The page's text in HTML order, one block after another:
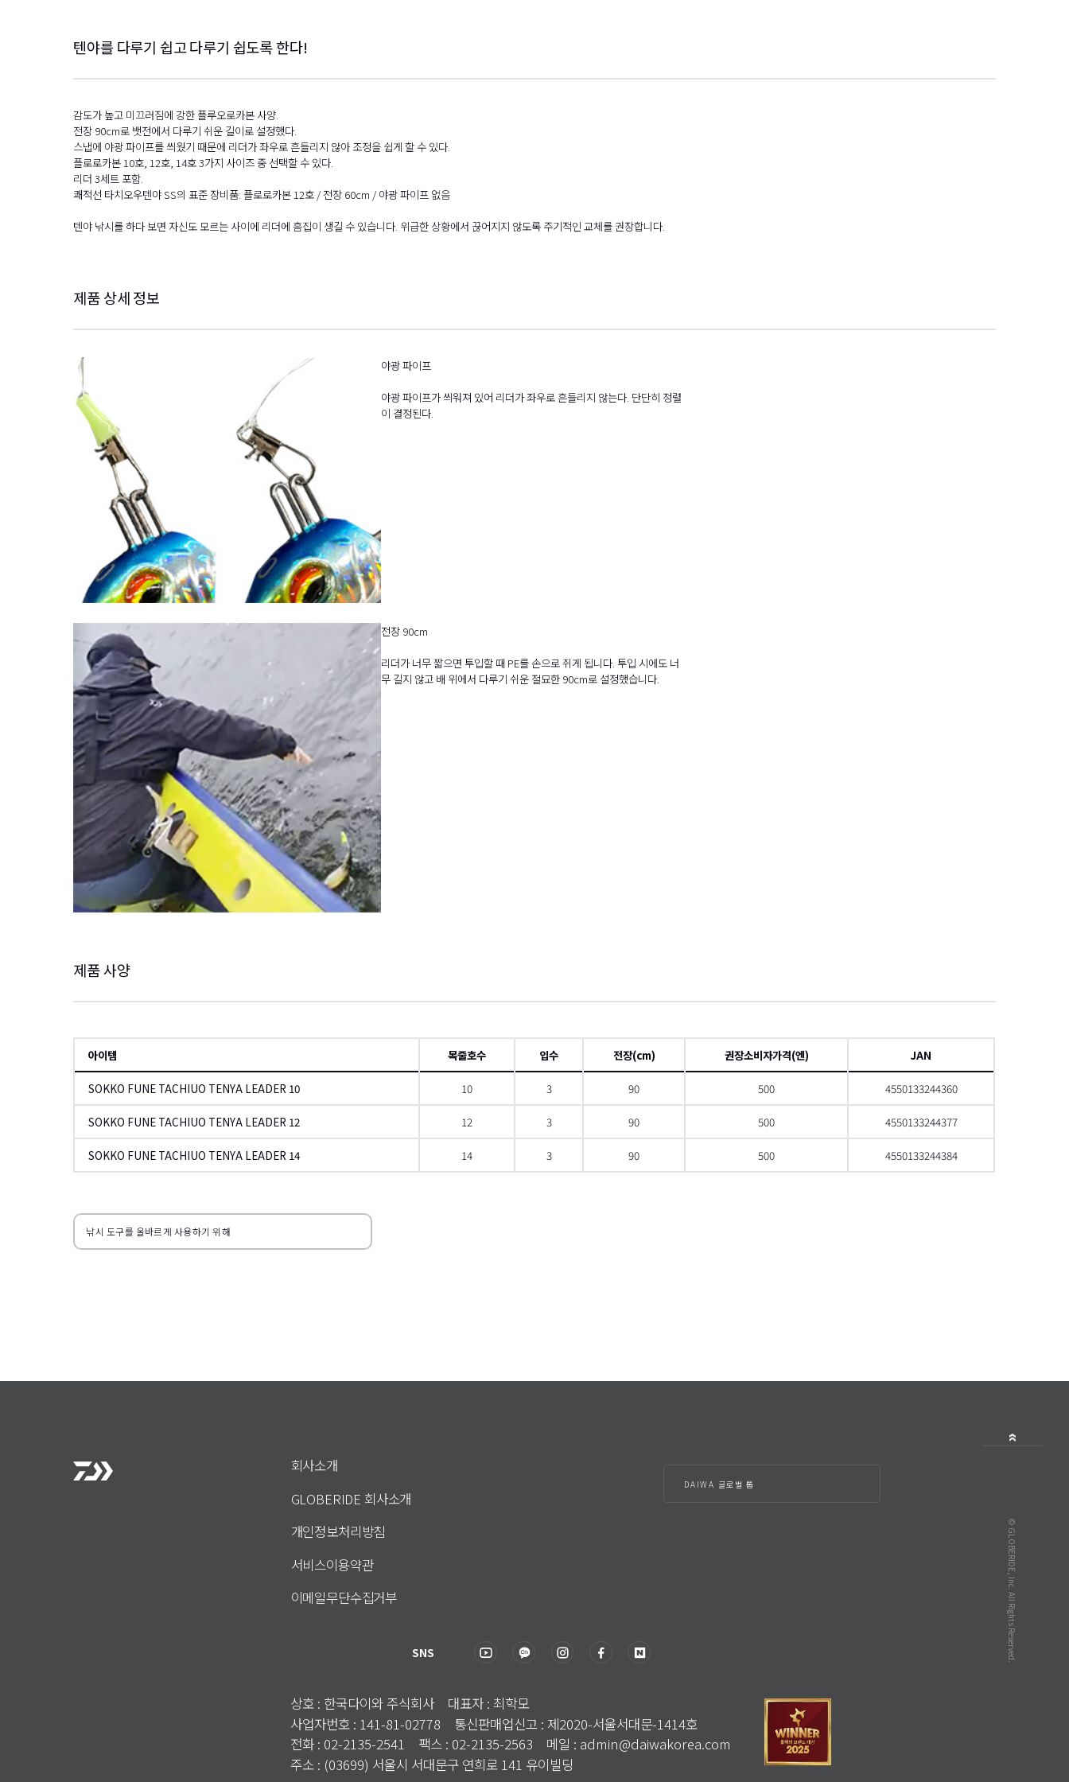
텐야를 다루기 쉽고 다루기 쉽도록 한다!
감도가 높고 미끄러짐에 강한 플루오로카본 사양.
전장 90cm로 뱃전에서 다루기 쉬운 길이로 설정했다.
스냅에 야광 파이프를 씌웠기 때문에 리더가 좌우로 흔들리지 않아 조정을 쉽게 할 수 있다.
플로로카본 10호, 12호, 14호 3가지 사이즈 중 선택할 수 있다.
리더 3세트 포함.
쾌적선 타치오우텐야 SS의 표준 장비품: 플로로카본 12호 / 전장 60cm / 야광 파이프 없음
텐야 낚시를 하다 보면 자신도 모르는 사이에 리더에 흠집이 생길 수 있습니다. 위급한 상황에서 끊어지지 않도록 주기적인 교체를 권장합니다.
제품 상세 정보
야광 파이프
야광 파이프가 씌워져 있어 리더가 좌우로 흔들리지 않는다. 단단히 정렬
이 결정된다.
전장 90cm
리더가 너무 짧으면 투입할 때 PE를 손으로 쥐게 됩니다. 투입 시에도 너
무 길지 않고 배 위에서 다루기 쉬운 절묘한 90cm로 설정했습니다.
제품 사양
아이템 목줄호수 입수 전장(cm) 권장소비자가격(엔) JAN
SOKKO FUNE TACHIUO TENYA LEADER 10 10 3 90 500 4550133244360
SOKKO FUNE TACHIUO TENYA LEADER 12 12 3 90 500 4550133244377
SOKKO FUNE TACHIUO TENYA LEADER 14 14 3 90 500
4550133244384
낚시 도구를 올바르게 사용하기 위해
회사소개
GLOBERIDE 회사소개
개인정보처리방침
서비스이용약관
이메일무단수집거부
DAIWA 글로벌 톱
© GLOBERIDE, Inc. All Rights Reserved.
SNS
상호 : 한국다이와 주식회사 대표자 : 최학모
사업자번호 : 141-81-02778 통신판매업신고 : 제2020-서울서대문-1414호
전화 : 02-2135-2541 팩스 : 02-2135-2563 메일 : admin@daiwakorea.com
주소 : (03699) 서울시 서대문구 연희로 141 유이빌딩